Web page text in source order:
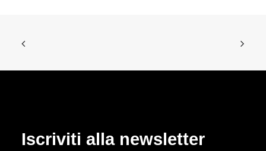
Iscriviti alla newsletter